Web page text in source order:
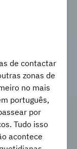
de contactar
zonas de
no mais
português,
por
Tudo isso
acontece